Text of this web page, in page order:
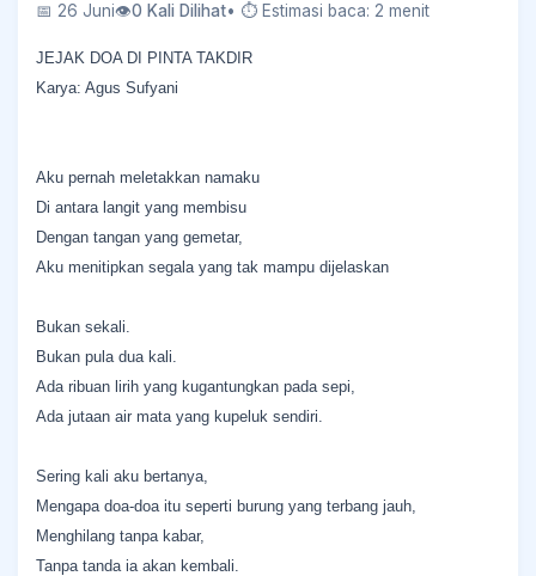
📅 26 Juni👁0 Kali Dilihat• ⏱ Estimasi baca: 2 menit
JEJAK DOA DI PINTA TAKDIR
Karya: Agus Sufyani
Aku pernah meletakkan namaku
Di antara langit yang membisu
Dengan tangan yang gemetar,
Aku menitipkan segala yang tak mampu dijelaskan
Bukan sekali.
Bukan pula dua kali.
Ada ribuan lirih yang kugantungkan pada sepi,
Ada jutaan air mata yang kupeluk sendiri.
Sering kali aku bertanya,
Mengapa doa-doa itu seperti burung yang terbang jauh,
Menghilang tanpa kabar,
Tanpa tanda ia akan kembali.